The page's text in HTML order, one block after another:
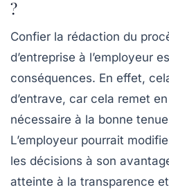
?
Confier la rédaction du
d’entreprise à l’employeur
conséquences. En effet,
d’entrave, car cela remet
nécessaire à la bonne
L’employeur pourrait
les décisions à son
atteinte à la transparence